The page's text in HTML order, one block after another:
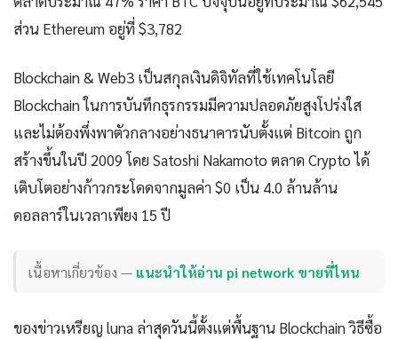
ส่วน Ethereum อยู่ที่ $3,782
Blockchain & Web3 เป็นสกุลเงินดิจิทัลที่ใช้เทคโนโลยี
Blockchain ในการบันทึกธุรกรรมมีความปลอดภัยสูงโปร่งใส
และไม่ต้องพึ่งพาตัวกลางอย่างธนาคารนับตั้งแต่ Bitcoin ถูก
สร้างขึ้นในปี 2009 โดย Satoshi Nakamoto ตลาด Crypto ได้
เติบโตอย่างก้าวกระโดดจากมูลค่า $0 เป็น 4.0 ล้านล้าน
ดอลลาร์ในเวลาเพียง 15 ปี
เนื้อหาเกี่ยวข้อง — แนะนำให้อ่าน pi network ขายที่ไหน
ของข่าวเหรียญ luna ล่าสุดวันนี้ตั้งแต่พื้นฐาน Blockchain วิธีซื้อ